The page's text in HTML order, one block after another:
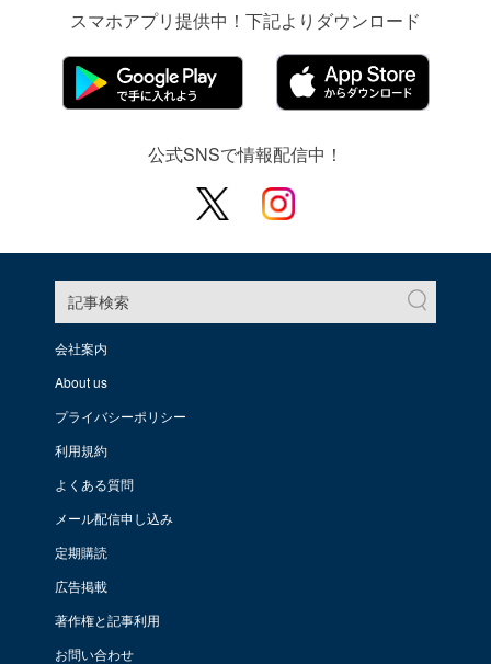
スマホアプリ提供中！下記よりダウンロード
公式SNSで情報配信中！
記事検索
会社案内
About us
プライバシーポリシー
利用規約
よくある質問
メール配信申し込み
定期購読
広告掲載
著作権と記事利用
お問い合わせ